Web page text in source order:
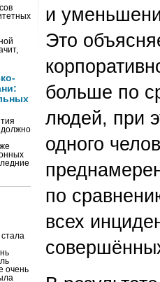
должно
очень
и
Это
больше по
людей, при
одного
по
всех